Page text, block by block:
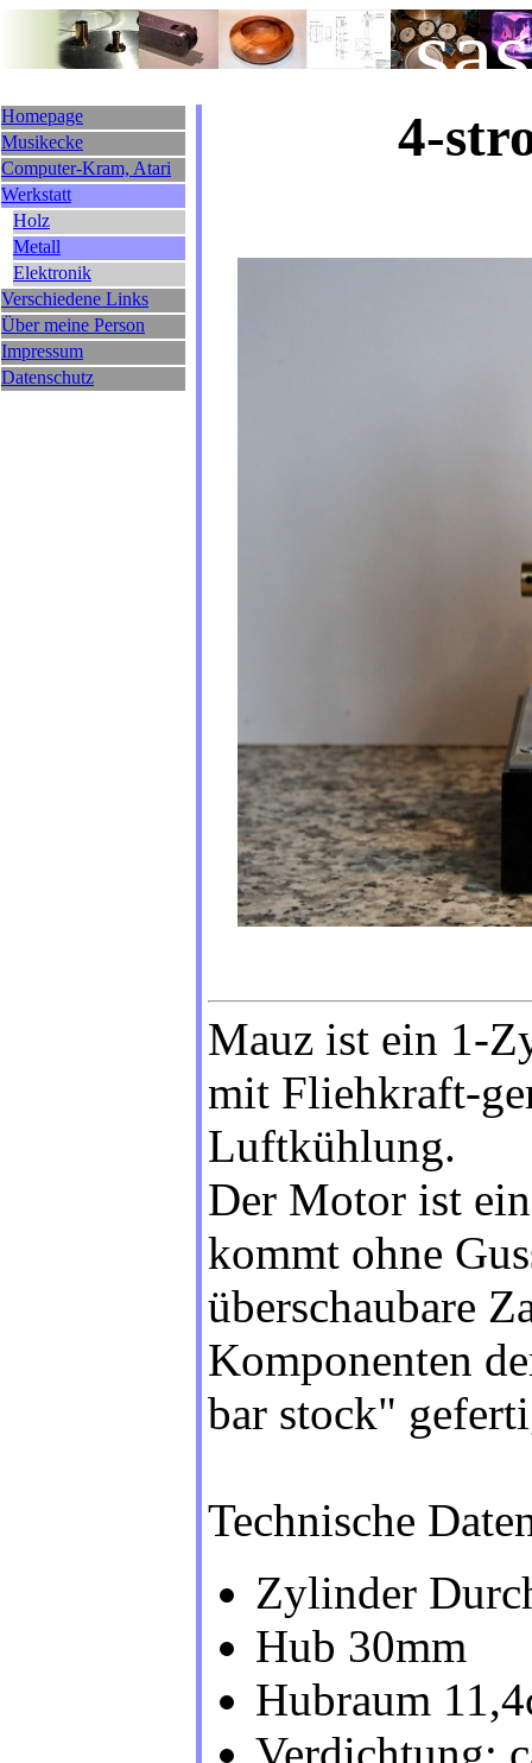
Homepage
Musikecke
Computer-Kram, Atari
Werkstatt
Holz
Metall
Elektronik
Verschiedene Links
Über meine Person
Impressum
Datenschutz
4-
Mauz ist ein 1-
mit Fliehkraft-
Luftkühlung.
Der Motor ist
kommt ohne
überschaubare
Komponenten
bar stock"
Technische
Zylinder
Hub 30mm
Hubraum